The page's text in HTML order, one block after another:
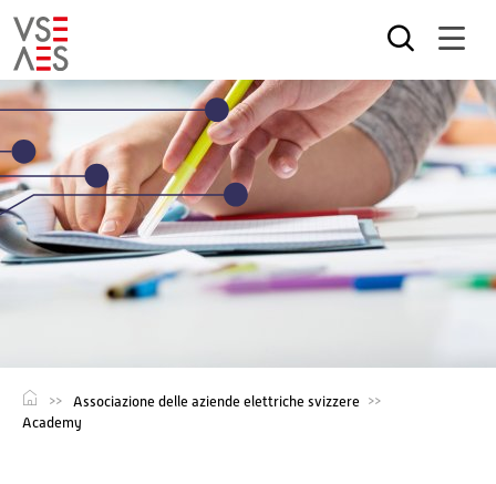
Salta
al
contenuto
principale
Associazione delle aziende elettriche svizzere
Academy